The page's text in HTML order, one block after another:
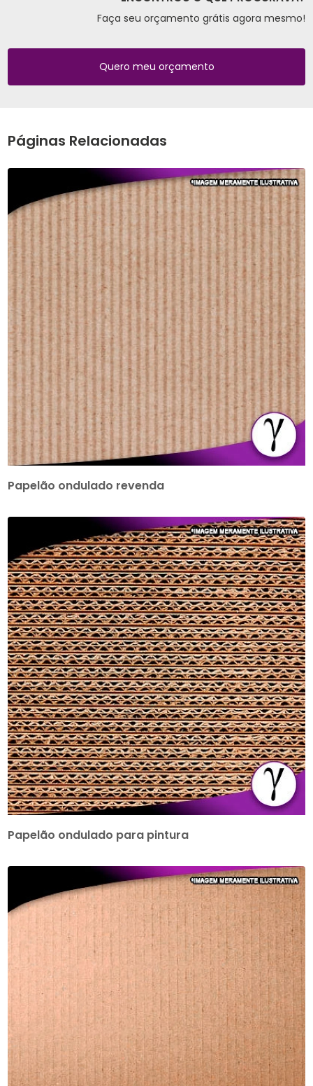
Faça seu orçamento grátis agora mesmo!
Quero meu orçamento
Páginas Relacionadas
Papelão ondulado revenda
Papelão ondulado para pintura